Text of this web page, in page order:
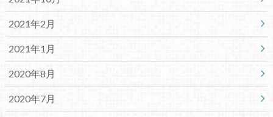
2021年2月
2021年1月
2020年8月
2020年7月